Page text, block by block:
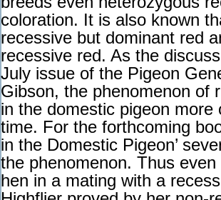
coloration. It is also known
recessive but dominant red
recessive red. As the
July issue of the Pigeon
Gibson, the phenomenon of
in the domestic pigeon
time. For the forthcoming
in the Domestic Pigeon’
the phenomenon. Thus
hen in a mating with a